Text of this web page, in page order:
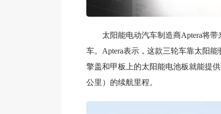
太阳能电动汽车制造商Aptera将
车。Aptera表示，这款三轮车靠太阳
擎盖和甲板上的太阳能电池板就能提
公里）的续航里程。